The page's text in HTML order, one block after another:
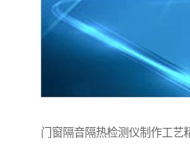
门窗隔音隔热检测仪制作工艺